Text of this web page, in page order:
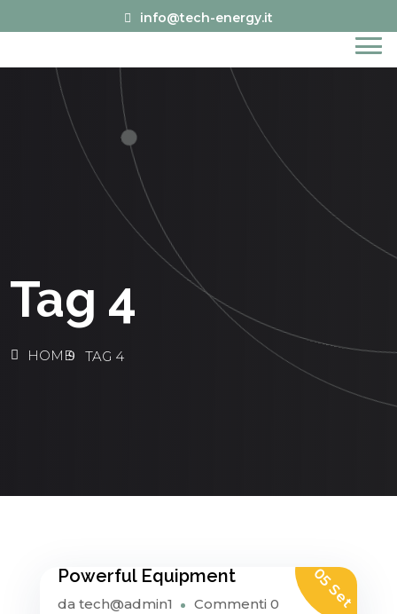
info@tech-energy.it
Tag 4
HOME TAG 4
Powerful Equipment
da tech@admin1 05 Set
Commenti 0